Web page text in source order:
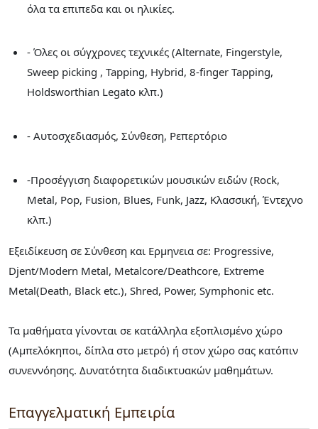
όλα τα επιπεδα και οι ηλικίες.
- Όλες οι σύγχρονες τεχνικές (Alternate, Fingerstyle,
Sweep picking , Tapping, Hybrid, 8-finger Tapping,
Holdsworthian Legato κλπ.)
- Αυτοσχεδιασμός, Σύνθεση, Ρεπερτόριο
-Προσέγγιση διαφορετικών μουσικών ειδών (Rock,
Metal, Pop, Fusion, Blues, Funk, Jazz, Κλασσική, Έντεχνο
κλπ.)
Εξειδίκευση σε Σύνθεση και Ερμηνεια σε: Progressive,
Djent/Modern Metal, Metalcore/Deathcore, Extreme
Metal(Death, Black etc.), Shred, Power, Symphonic etc.
Τα μαθήματα γίνονται σε κατάλληλα εξοπλισμένο χώρο
(Αμπελόκηποι, δίπλα στο μετρό) ή στον χώρο σας κατόπιν
συνεννόησης. Δυνατότητα διαδικτυακών μαθημάτων.
Επαγγελματική Εμπειρία